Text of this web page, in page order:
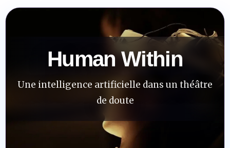
Human Within
Une intelligence artificielle dans un théâtre
de doute